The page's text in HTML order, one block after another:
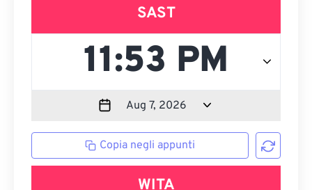
SAST
Copia negli appunti
WITA